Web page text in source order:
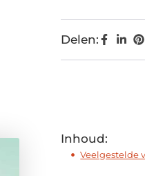
Delen:
Inhoud:
Veelgestelde